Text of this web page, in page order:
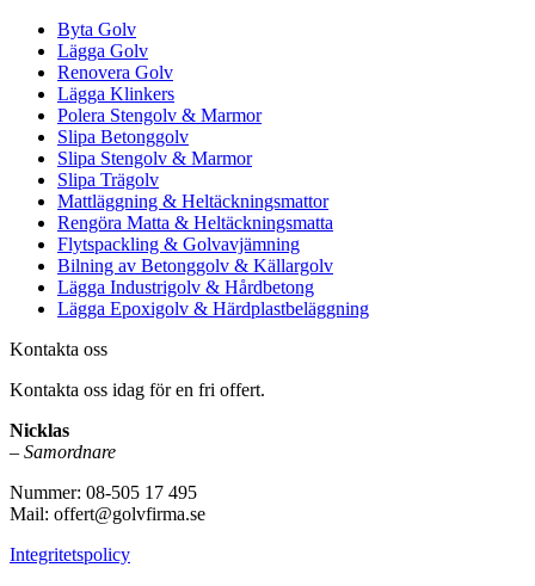
Byta Golv
Lägga Golv
Renovera Golv
Lägga Klinkers
Polera Stengolv & Marmor
Slipa Betonggolv
Slipa Stengolv & Marmor
Slipa Trägolv
Mattläggning & Heltäckningsmattor
Rengöra Matta & Heltäckningsmatta
Flytspackling & Golvavjämning
Bilning av Betonggolv & Källargolv
Lägga Industrigolv & Hårdbetong
Lägga Epoxigolv & Härdplastbeläggning
Kontakta oss
Kontakta oss idag för en fri offert.
Nicklas
– Samordnare
Nummer: 08-505 17 495
Mail: offert@golvfirma.se
Integritetspolicy